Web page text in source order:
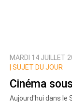
MARDI 14 JUILLET
SUJET DU JOUR
Cinéma
Aujourd'hui dans le